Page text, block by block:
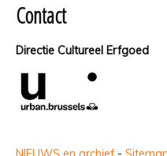
Contact
Directie Cultureel Erfgoed